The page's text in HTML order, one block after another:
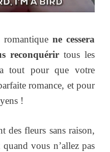
ne cessera
reconquérir tous les
tout pour que votre
romance, et pour
!
des fleurs sans raison,
vous n’allez pas